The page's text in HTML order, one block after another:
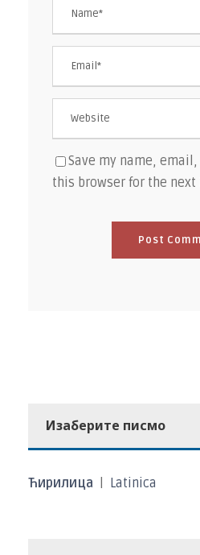
Save my name,
this browser for the
Изаберите писмо
Ћирилица Latinica